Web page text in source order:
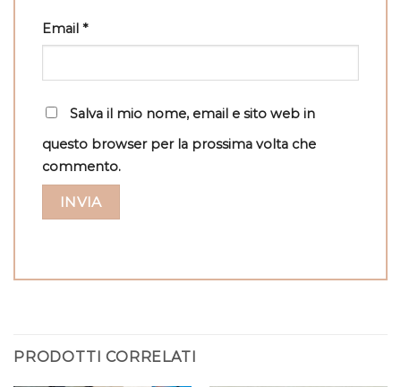
Email *
Salva il mio nome, email e sito web in
questo browser per la prossima volta che
commento.
PRODOTTI CORRELATI